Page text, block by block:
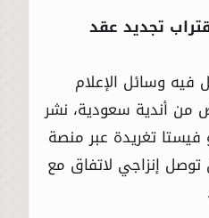
تجديد عقد
وسائل الإعلام
من أندية سعودية، نشر
فيستا تغريدة عبر منصة
إنزاجي لاتفاق مع